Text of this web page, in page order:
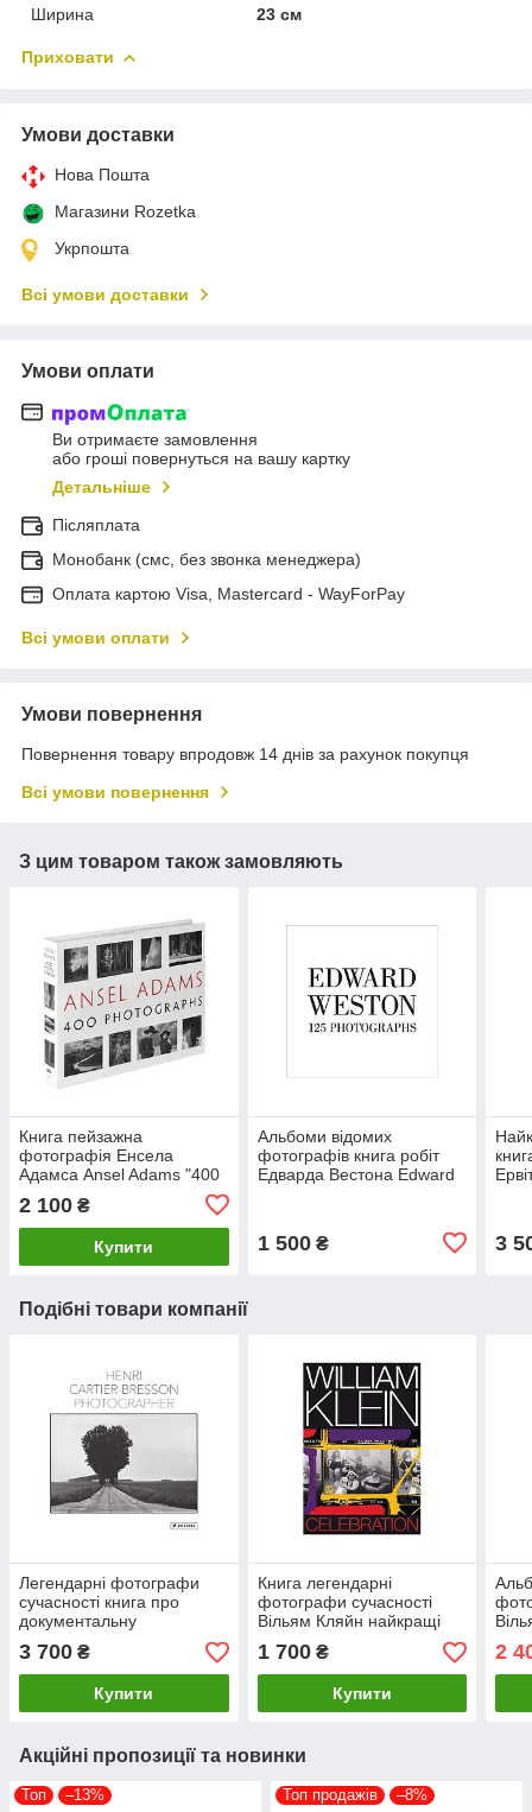
Ширина 23 см
Приховати
Умови доставки
Нова Пошта
Магазини Rozetka
Укрпошта
Всі умови доставки
Умови оплати
Ви отримаєте замовлення
або гроші повернуться на вашу картку
Детальніше
Післяплата
Монобанк (смс, без звонка менеджера)
Оплата картою Visa, Mastercard - WayForPay
Всі умови оплати
Умови повернення
Повернення товару впродовж 14 днів за рахунок покупця
Всі умови повернення
З цим товаром також замовляють
Книга пейзажна
фотографія Енсела
Адамса Ansel Adams "400
палітурка) книги для
фотографів
2 100 ₴
Купити
Альбоми відомих
фотографів книга робіт
Едварда Вестона Edward
1 500₴ 3
Подібні товари компанії
Легендарні фотографи
сучасності книга про
документальну
фотографію Henri Cartier-
Bresson: Photographer
3 700 ₴
Купити
Книга легендарні
фотографи сучасності
Вільям Кляйн найкращі
фотографії William Klein:
Celebration
1 700₴
Купити
2
Акційні пропозиції та новинки
Топ –13% Топ продажів –8%